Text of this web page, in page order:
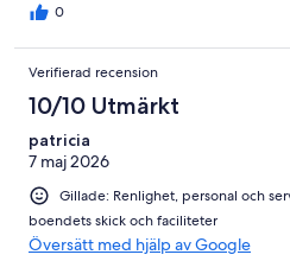
0
Verifierad recension
10/10 Utmärkt
patricia
7 maj 2026
Gillade: Renlighet, personal och
boendets skick och faciliteter
Översätt med hjälp av Google